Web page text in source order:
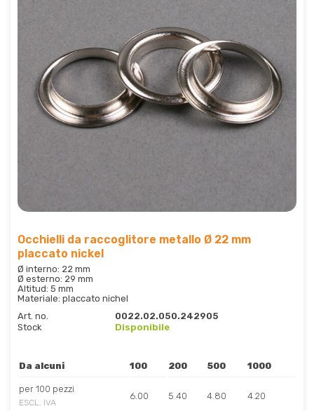
Occhielli da raccoglitore metallo Ø 22 mm
placcato nickel
Ø interno: 22 mm
Ø esterno: 29 mm
Altitud: 5 mm
Materiale: placcato nichel
Art. no.
0022.02.050.242905
Stock
Disponibile
Da alcuni 100 200 500 1000
per 100 pezzi
ESCL. IVA
6.00 5.40 4.80 4.20